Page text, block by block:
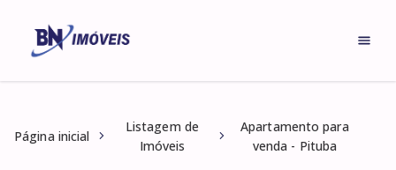
Página inicial
Listagem de
Imóveis
Apartamento para
venda - Pituba